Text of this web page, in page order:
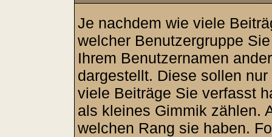
Je nachdem wie viele
welcher Benutzergruppe
Ihrem Benutzernamen
dargestellt. Diese sollen
viele Beiträge Sie verfasst
als kleines Gimmik zählen.
welchen Rang sie haben.